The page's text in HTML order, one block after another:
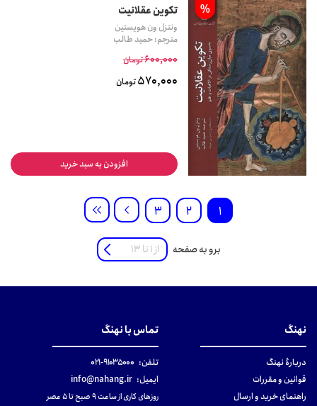
% تکوین عقلانیت
ونتزل ون هویستین
مترجم: حمید طالب
600,000تومان
570,000تومان
افزودن به سبد خرید
1
2
3
برو به صفحه
نهنگ
دربارهٔ نهنگ
قوانین و مقررات
راهنمای خرید و ارسال
تماس با نهنگ
تلفن: ۹۱۰۳۵۰۰۰-۰۲۱
ایمیل: info@nahang.ir
روزهای کاری از ساعت ۹ صبح تا ۵ عصر